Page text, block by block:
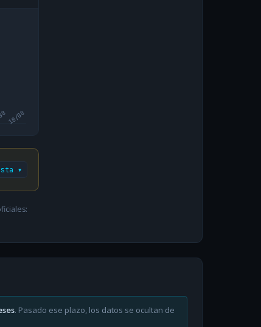
10/08
▾
. Pasado ese plazo, los datos se ocultan de